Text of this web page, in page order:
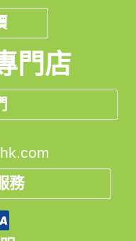
門店
務